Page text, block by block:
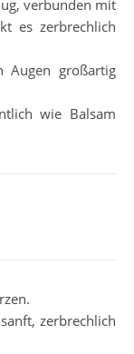
verbunden mit
es zerbrechlich
Augen großartig
wie Balsam
zerbrechlich